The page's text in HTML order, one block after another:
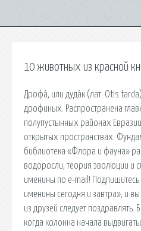
10 животных из красной
Дрофа́, или дуда́к (лат. Otis
дрофиных. Распространена
полупустынных районах
открытых пространствах.
библиотека «Флора и фауна»
водоросли, теория эволюции и
именины по e-mail! Подпишитесь
именины сегодня и завтра», и вы
из друзей следует
когда колонна начала